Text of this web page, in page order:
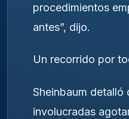
procedimientos
antes”, dijo.
Un recorrido por
Sheinbaum detalló
involucradas